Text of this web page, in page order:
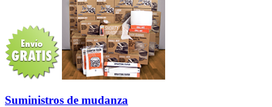
Suministros de mudanza